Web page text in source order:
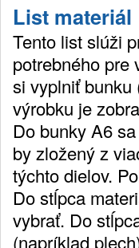
List materiál
Tento list slúži
potrebného pre
si vyplniť bunku
výrobku je
Do bunky A6
by zložený z
týchto dielov.
Do stĺpca
vybrať. Do
(napríklad